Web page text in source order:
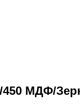
450 МДФ/